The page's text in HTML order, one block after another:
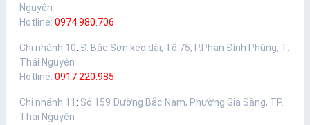
Nguyên
Hotline: 0974.980.706
Chi nhánh 10: Đ. Bắc Sơn kéo dài, Tổ 75, P.Phan Đình Phùng, T.
Thái Nguyên
Hotline: 0917.220.985
Chi nhánh 11 : Số 159 Đường Bắc Nam, Phường Gia Sàng, TP.
Thái Nguyên